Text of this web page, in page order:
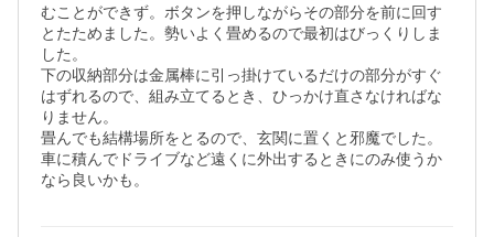
むことができず。ボタンを押しながらその部分を前に回す
とたためました。勢いよく畳めるので最初はびっくりしま
した。
下の収納部分は金属棒に引っ掛けているだけの部分がすぐ
はずれるので、組み立てるとき、ひっかけ直さなければな
りません。
畳んでも結構場所をとるので、玄関に置くと邪魔でした。
車に積んでドライブなど遠くに外出するときにのみ使うか
なら良いかも。